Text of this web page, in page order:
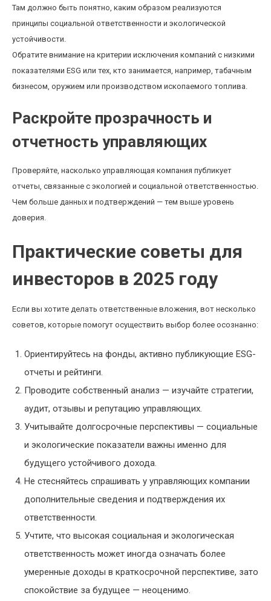
Там должно быть понятно, каким образом реализуются
принципы социальной ответственности и экологической
устойчивости.
Обратите внимание на критерии исключения компаний с низкими
показателями ESG или тех, кто занимается, например, табачным
бизнесом, оружием или производством ископаемого топлива.
Раскройте прозрачность и
отчетность управляющих
Проверяйте, насколько управляющая компания публикует
отчеты, связанные с экологией и социальной ответственностью.
Чем больше данных и подтверждений — тем выше уровень
доверия.
Практические советы для
инвесторов в 2025 году
Если вы хотите делать ответственные вложения, вот несколько
советов, которые помогут осуществить выбор более осознанно:
Ориентируйтесь на фонды, активно публикующие ESG-
отчеты и рейтинги.
Проводите собственный анализ — изучайте стратегии,
аудит, отзывы и репутацию управляющих.
Учитывайте долгосрочные перспективы — социальные
и экологические показатели важны именно для
будущего устойчивого дохода.
Не стесняйтесь спрашивать у управляющих компании
дополнительные сведения и подтверждения их
ответственности.
Учтите, что высокая социальная и экологическая
ответственность может иногда означать более
умеренные доходы в краткосрочной перспективе, зато
спокойствие за будущее — неоценимо.